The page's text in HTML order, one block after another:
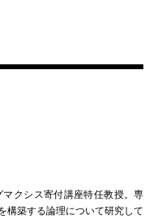
クシス寄付講座特任教授。専
構築する論理について研究して